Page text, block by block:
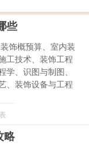
些
饰概预算、室内装
工技术、装饰工程
学、识图与制图、
、装饰设备与工程
略